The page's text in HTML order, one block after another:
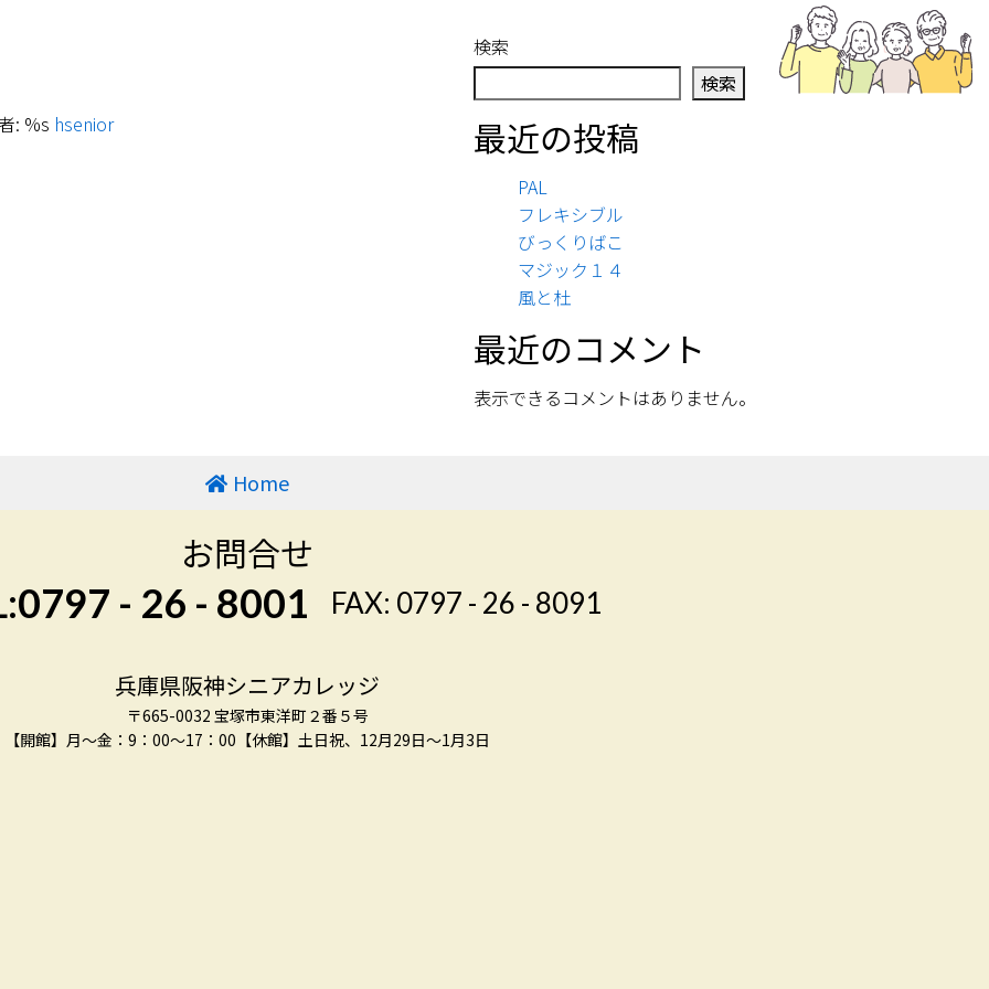
: %s hsenior
検索
検索
最近の投稿
PAL
フレキシブル
びっくりばこ
マジック１４
風と杜
最近のコメント
表示できるコメントはありません。
Home
お問合せ
- 26 - 8001
FAX: 0797 - 26 - 8091
兵庫県阪神シニアカレッジ
〒665-0032 宝塚市東洋町２番５号
【開館】月～金：9：00～17：00 【休館】土日祝、12月29日～1月3日